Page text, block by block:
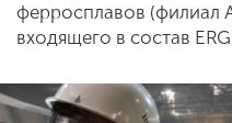
ферросплавов (филиал
входящего в состав